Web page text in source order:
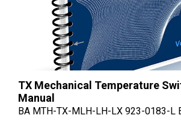
TX Mechanical Temperature
Manual
BA MTH-TX-MLH-LH-LX 923-0183-L